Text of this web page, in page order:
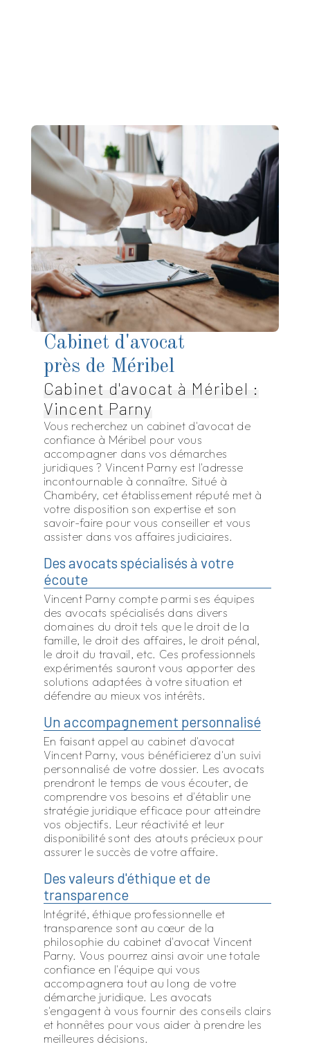
Cabinet d'avocat
près de Méribel
Cabinet d'avocat à Méribel :
Vincent Parny
Vous recherchez un cabinet d'avocat de
confiance à Méribel pour vous
accompagner dans vos démarches
juridiques ? Vincent Parny est l'adresse
incontournable à connaître. Situé à
Chambéry, cet établissement réputé met à
votre disposition son expertise et son
savoir-faire pour vous conseiller et vous
assister dans vos affaires judiciaires.
Des avocats spécialisés à votre
écoute
Vincent Parny compte parmi ses équipes
des avocats spécialisés dans divers
domaines du droit tels que le droit de la
famille, le droit des affaires, le droit pénal,
le droit du travail, etc. Ces professionnels
expérimentés sauront vous apporter des
solutions adaptées à votre situation et
défendre au mieux vos intérêts.
Un accompagnement personnalisé
En faisant appel au cabinet d'avocat
Vincent Parny, vous bénéficierez d'un suivi
personnalisé de votre dossier. Les avocats
prendront le temps de vous écouter, de
comprendre vos besoins et d'établir une
stratégie juridique efficace pour atteindre
vos objectifs. Leur réactivité et leur
disponibilité sont des atouts précieux pour
assurer le succès de votre affaire.
Des valeurs d'éthique et de
transparence
Intégrité, éthique professionnelle et
transparence sont au cœur de la
philosophie du cabinet d'avocat Vincent
Parny. Vous pourrez ainsi avoir une totale
confiance en l'équipe qui vous
accompagnera tout au long de votre
démarche juridique. Les avocats
s'engagent à vous fournir des conseils clairs
et honnêtes pour vous aider à prendre les
meilleures décisions.